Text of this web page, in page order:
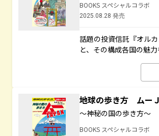
BOOKS スペシャルコラボ
2025.08.28 発売
話題の投資信託『オル
と、その構成各国の魅力
地球の歩き方 ムー
～神秘の国の歩き方～
BOOKS スペシャルコラボ